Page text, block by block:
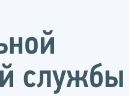
службы